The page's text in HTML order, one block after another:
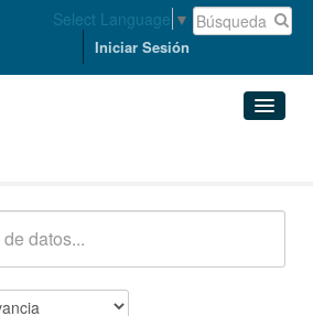
Select Language ▼
Iniciar Sesión